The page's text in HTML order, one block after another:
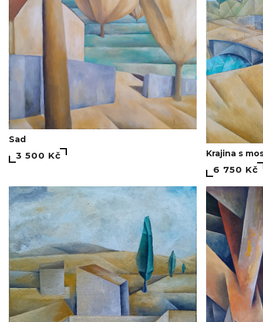
Sad
3 500 Kč Krajina s
6 750 Kč